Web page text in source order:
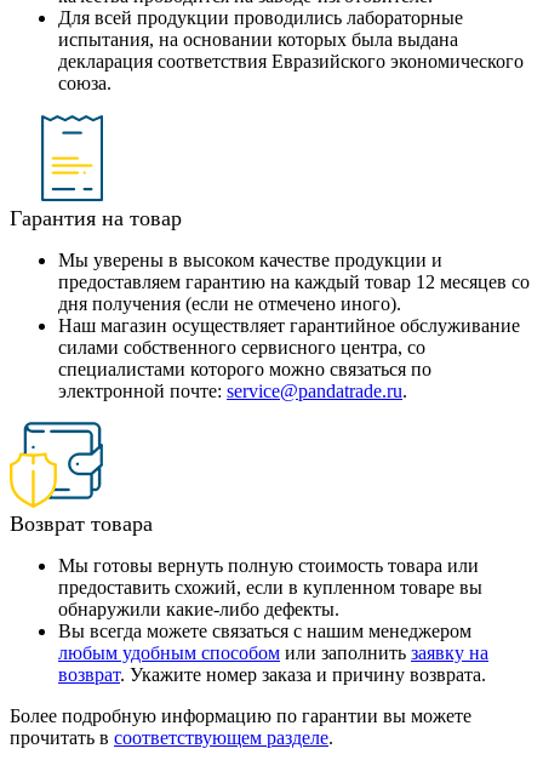
Для всей продукции проводились лабораторные
испытания, на основании которых была выдана
декларация соответствия Евразийского экономического
союза.
Гарантия на товар
Мы уверены в высоком качестве продукции и
предоставляем гарантию на каждый товар 12 месяцев со
дня получения (если не отмечено иного).
Наш магазин осуществляет гарантийное обслуживание
силами собственного сервисного центра, со
специалистами которого можно связаться по
электронной почте: service@pandatrade.ru.
Возврат товара
Мы готовы вернуть полную стоимость товара или
предоставить схожий, если в купленном товаре вы
обнаружили какие-либо дефекты.
Вы всегда можете связаться с нашим менеджером
любым удобным способом или заполнить заявку на
возврат. Укажите номер заказа и причину возврата.
Более подробную информацию по гарантии вы можете
прочитать в соответствующем разделе.